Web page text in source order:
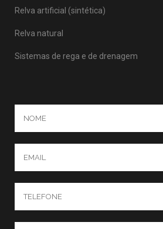
Relva artificial (sintética)
Relva natural
Sistemas de rega e de drenagem